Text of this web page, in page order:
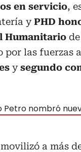
en servicio,
yPHD
Humanitario
las fuerzas
ysegundo
Petro nombró
a más